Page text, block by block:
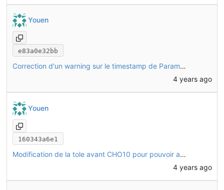
Youen
e83a0e32bb
Correction d'un warning sur le timestamp de Parametres.FCStd
4 years ago
Youen
160343a6e1
Modification de la tole avant CHO10 pour pouvoir activer/désactiver le logo
4 years ago